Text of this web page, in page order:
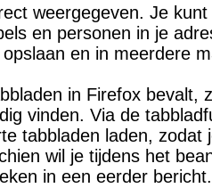
weergegeven. Je
en personen in je
en in meerdere
in Firefox bevalt,
vinden. Via de
tabbladen laden, zodat
wil je tijdens het
in een eerder